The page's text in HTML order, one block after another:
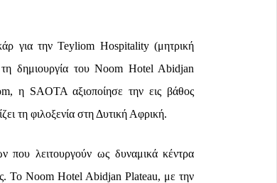
για την Teyliom Hospitality (μητρική
τη δημιουργία του Noom Hotel Abidjan
η SAOTA αξιοποίησε την εις βάθος
τη φιλοξενία στη Δυτική Αφρική.
που λειτουργούν ως δυναμικά κέντρα
Το Noom Hotel Abidjan Plateau, με την